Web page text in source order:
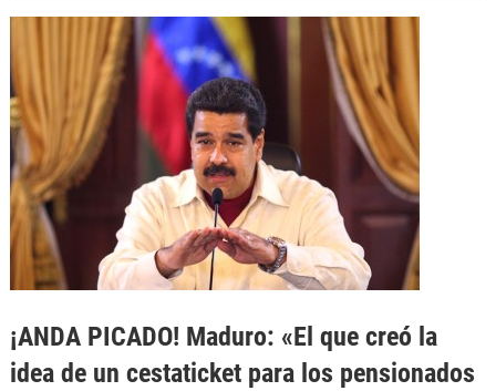
¡ANDA PICADO! Maduro: «El que creó la
idea de un cestaticket para los pensionados